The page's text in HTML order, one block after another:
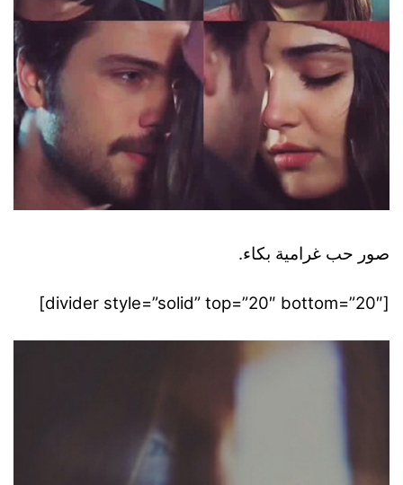
صور حب غرامية بكاء.
[divider style=”solid” top=”20″ bottom=”20″]